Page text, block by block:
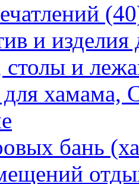
и изделия
столы и
для
бань